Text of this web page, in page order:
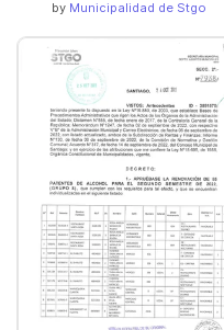
by Municipalidad de Stgo